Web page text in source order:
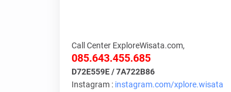
Call Center ExploreWisata.com,
085.643.455.685
D72E559E / 7A722B86
Instagram : instagram.com/xplore.wisata